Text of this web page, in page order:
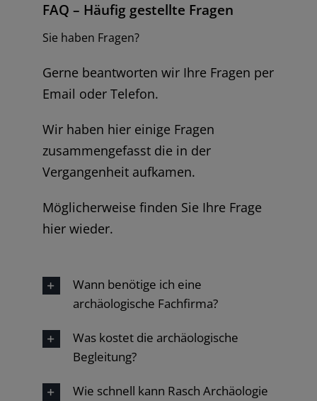
FAQ – Häufig gestellte Fragen
Sie haben Fragen?
Gerne beantworten wir Ihre Fragen per
Email oder Telefon.
Wir haben hier einige Fragen
zusammengefasst die in der
Vergangenheit aufkamen.
Möglicherweise finden Sie Ihre Frage
hier wieder.
Wann benötige ich eine
archäologische Fachfirma?
Was kostet die archäologische
Begleitung?
Wie schnell kann Rasch Archäologie